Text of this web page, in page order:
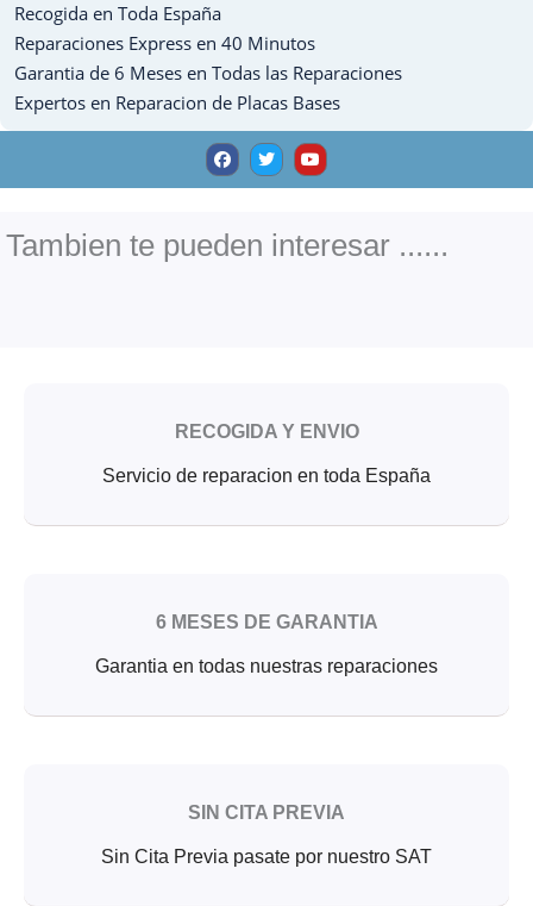
12.9
2020
cantidad
Recogida en Toda España
Reparaciones Express en 40 Minutos
Garantia de 6 Meses en Todas las Reparaciones
Expertos en Reparacion de Placas Bases
F
a
c
e
o
k
T
w
i
t
Y
o
u
t
e
Tambien te pueden interesar ......
RECOGIDA Y ENVIO
Servicio de reparacion en toda España
6 MESES DE GARANTIA
Garantia en todas nuestras reparaciones
SIN CITA PREVIA
Sin Cita Previa pasate por nuestro SAT